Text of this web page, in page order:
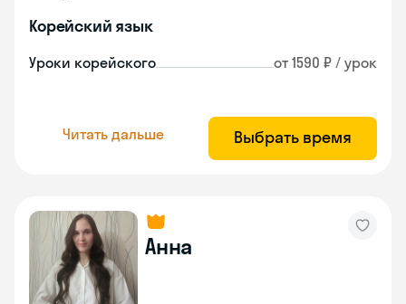
Корейский язык
Уроки корейского от 1590 ₽ / урок
Читать дальше Выбрать время
Анна